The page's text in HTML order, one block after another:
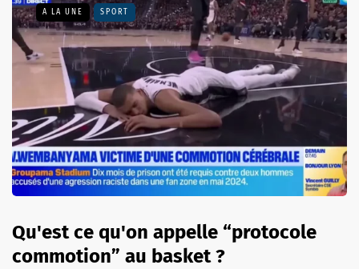
A LA UNE SPORT
Qu'est ce qu'on appelle “protocole
commotion” au basket ?